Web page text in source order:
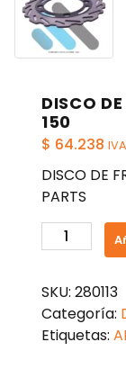
DISCO
150
$ 64.238
DISCO DE
PARTS
DISCO
DE
TRASERO
AKT
RTX
SKU: 280113
Categoría:
Etiquetas: